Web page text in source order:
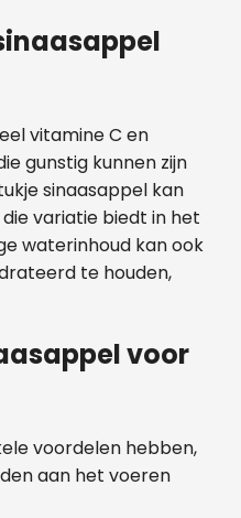
vitamine C en
gunstig kunnen zijn
sinaasappel kan
variatie biedt in het
waterinhoud kan ook
te houden,
voor
voordelen hebben,
aan het voeren